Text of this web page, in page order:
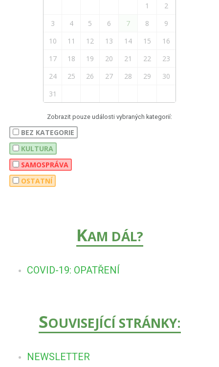
1
2
3
4 5 6 7 8
9
10
11 12 13 14 15
16
17
18 19 20 21 22
23
24
25 26 27 28 29
30
31
Zobrazit pouze události vybraných kategorií:
BEZ KATEGORIE
KULTURA
SAMOSPRÁVA
OSTATNÍ
KAM DÁL?
COVID-19: OPATŘENÍ
SOUVISEJÍCÍ STRÁNKY:
NEWSLETTER